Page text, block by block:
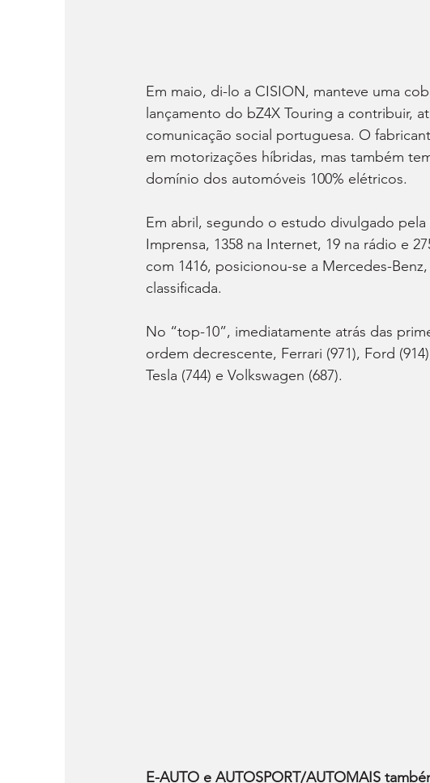
Em maio, di-lo a CISION, manteve uma
lançamento do bZ4X Touring a contribuir,
comunicação social portuguesa. O
em motorizações híbridas, mas também
domínio dos automóveis 100% elétricos.
Em abril, segundo o estudo divulgado
Imprensa, 1358 na Internet, 19 na rádio e
com 1416, posicionou-se a Mercedes-
classificada.
No “top-10”, imediatamente atrás das
ordem decrescente, Ferrari (971), Ford
Tesla (744) e Volkswagen (687).
E-AUTO e AUTOSPORT/AUTOMAIS